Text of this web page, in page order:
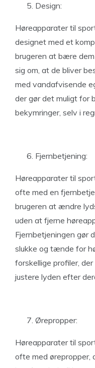
Design:
Høreapparater til
designet med et
brugeren at bære
sig om, at de bliver
med vandafvisende
der gør det muligt for
bekymringer, selv i
Fjernbetjening:
Høreapparater til
ofte med en
brugeren at ændre
uden at fjerne
Fjernbetjeningen gør
slukke og tænde for
forskellige profiler,
justere lyden efter
Ørepropper:
Høreapparater til
ofte med ørepropper,